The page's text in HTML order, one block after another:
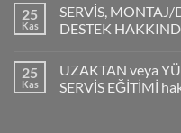
25
Kas
SERVİS,
DESTEK
25
Kas
UZAKTAN veya
SERVİS EĞİTİMİ